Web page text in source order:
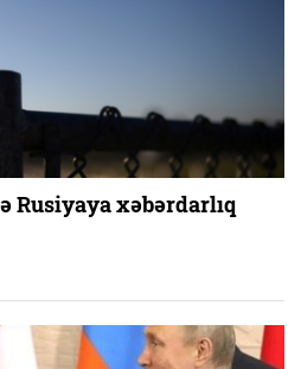
Rusiyaya xəbərdarlıq